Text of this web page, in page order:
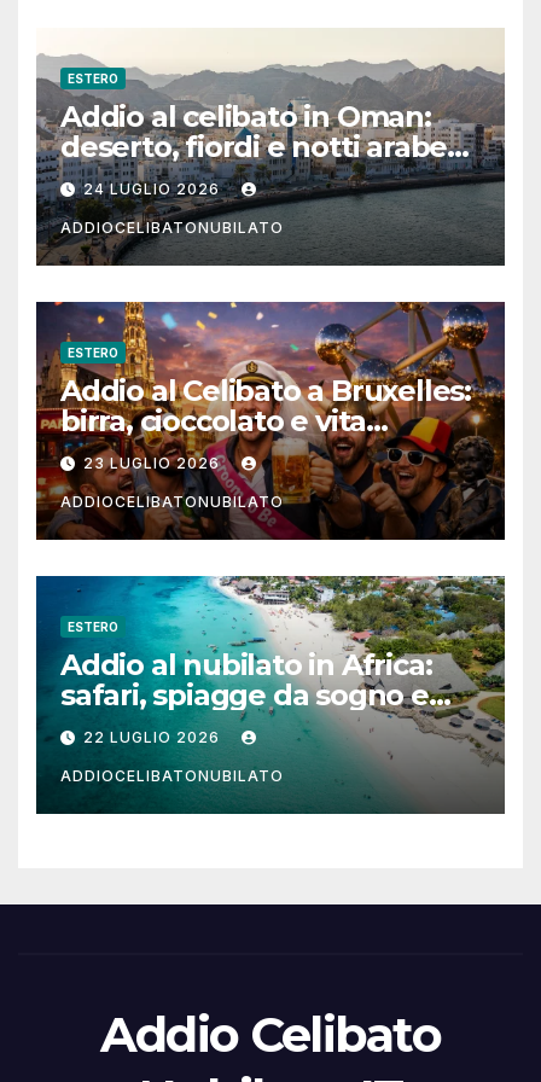
ESTERO
Addio al celibato in Oman:
deserto, fiordi e notti arabe
tra Muscat e Musandam
24 LUGLIO 2026
ADDIOCELIBATONUBILATO
ESTERO
Addio al Celibato a Bruxelles:
birra, cioccolato e vita
notturna per un weekend
indimenticabile
23 LUGLIO 2026
ADDIOCELIBATONUBILATO
ESTERO
Addio al nubilato in Africa:
safari, spiagge da sogno e
città magiche
22 LUGLIO 2026
ADDIOCELIBATONUBILATO
Addio Celibato